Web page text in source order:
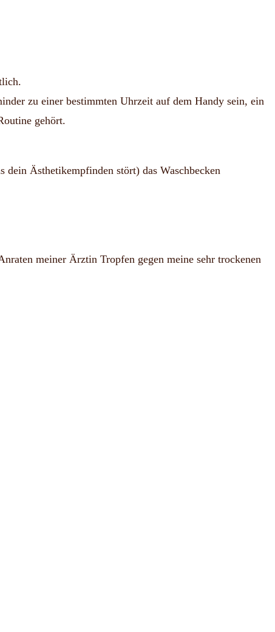
zu einer bestimmten Uhrzeit auf dem Handy sein, ein
gehört.
dein Ästhetikempfinden stört) das Waschbecken
meiner Ärztin Tropfen gegen meine sehr trockenen